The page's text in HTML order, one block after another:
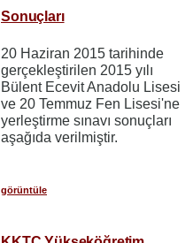
Sonuçları
20 Haziran 2015 tarihinde
gerçekleştirilen 2015 yılı
Bülent Ecevit Anadolu Lisesi
ve 20 Temmuz Fen Lisesi'ne
yerleştirme sınavı sonuçları
aşağıda verilmiştir.
görüntüle